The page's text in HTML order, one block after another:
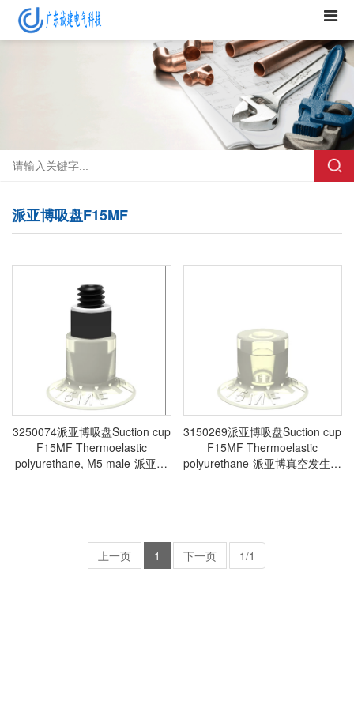
派亚博吸盘F15MF
3250074派亚博吸盘Suction cup
F15MF Thermoelastic
polyurethane, M5 male-派亚博
3150269派亚博吸盘Suction cup
F15MF Thermoelastic
polyurethane-派亚博真空发生器
上一页 1 下一页 1/1